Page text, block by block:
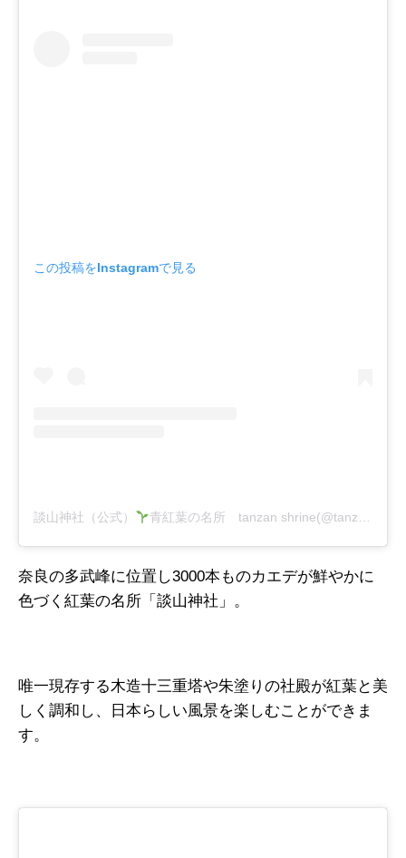
この投稿をInstagramで見る
談山神社（公式） 青紅葉の名所 tanzan shrine(@tanzanjinja)がシェアした投稿
奈良の多武峰に位置し3000本ものカエデが鮮やかに
色づく紅葉の名所「談山神社」。
唯一現存する木造十三重塔や朱塗りの社殿が紅葉と美
しく調和し、日本らしい風景を楽しむことができま
す。